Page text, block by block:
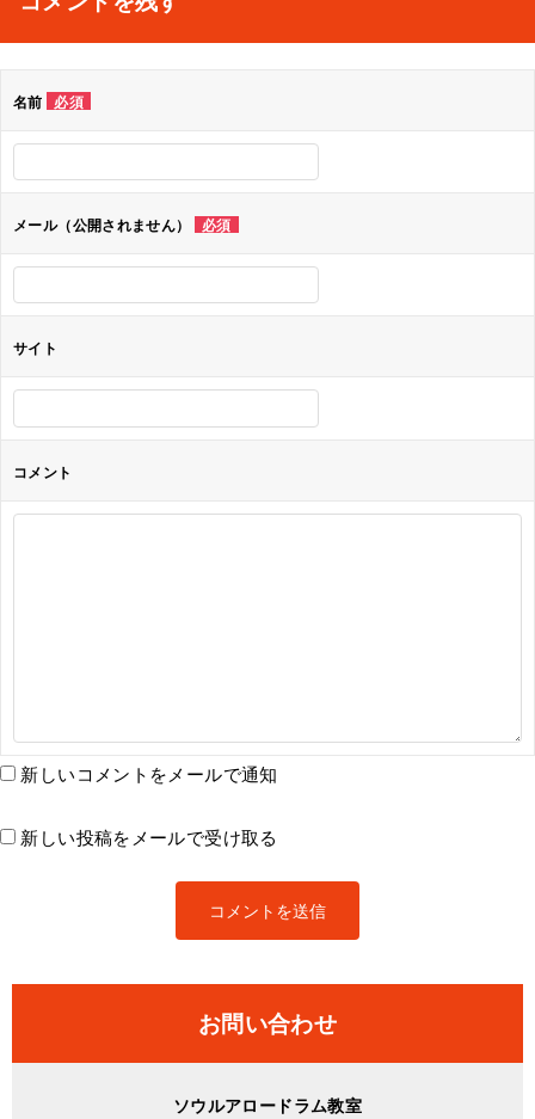
ビ
シ
ョ
ン
名前 必須
メール（公開されません） 必須
サイト
コメント
新しいコメントをメールで通知
新しい投稿をメールで受け取る
お問い合わせ
ソウルアロードラム教室